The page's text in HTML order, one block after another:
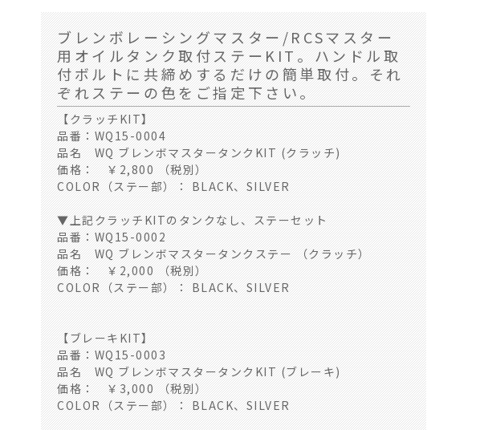
WQ15-0003SV
ブレンボレーシングマスター/RCSマスター
用オイルタンク取付ステーKIT。ハンドル取
付ボルトに共締めするだけの簡単取付。それ
ぞれステーの色をご指定下さい。
【クラッチKIT】
品番：WQ15-0004
品名 WQ ブレンボマスタータンクKIT (クラッチ)
価格： ￥2,800 （税別）
COLOR（ステー部）： BLACK、SILVER
▼上記クラッチKITのタンクなし、ステーセット
品番：WQ15-0002
品名 WQ ブレンボマスタータンクステー （クラッチ）
価格： ￥2,000 （税別）
COLOR（ステー部）： BLACK、SILVER
【ブレーキKIT】
品番：WQ15-0003
品名 WQ ブレンボマスタータンクKIT (ブレーキ)
価格： ￥3,000 （税別）
COLOR（ステー部）： BLACK、SILVER